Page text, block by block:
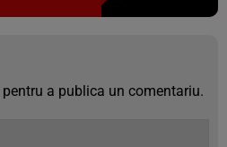
pentru a publica un comentariu.